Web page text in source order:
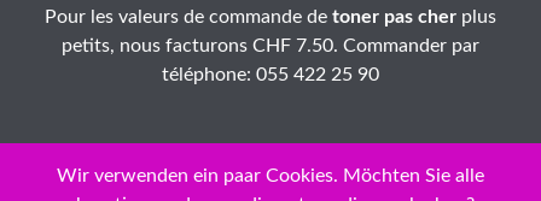
Pour les valeurs de commande de toner pas cher plus
petits, nous facturons CHF 7.50. Commander par
téléphone: 055 422 25 90
Wir verwenden ein paar Cookies. Möchten Sie alle